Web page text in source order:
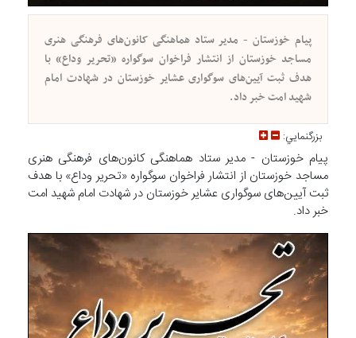
پیام خوزستان - مدیر ستاد هماهنگی کانون‌های فرهنگی هنری
مساجد خوزستان از انتشار فراخوان سوگواره «تحریر وداع» با
هدف ثبت آیین‌های سوگواری عشایر خوزستان در شهادت امام
شهید امت خبر داد.
بزرگنمايي:
پیام خوزستان - مدیر ستاد هماهنگی کانون‌های فرهنگی هنری
مساجد خوزستان از انتشار فراخوان سوگواره «تحریر وداع» با هدف
ثبت آیین‌های سوگواری عشایر خوزستان در شهادت امام شهید امت
خبر داد.